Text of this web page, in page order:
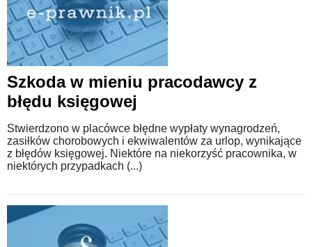
Szkoda w mieniu pracodawcy z
błędu księgowej
Stwierdzono w placówce błędne wypłaty wynagrodzeń,
zasiłków chorobowych i ekwiwalentów za urlop, wynikające
z błędów księgowej. Niektóre na niekorzyść pracownika, w
niektórych przypadkach (...)